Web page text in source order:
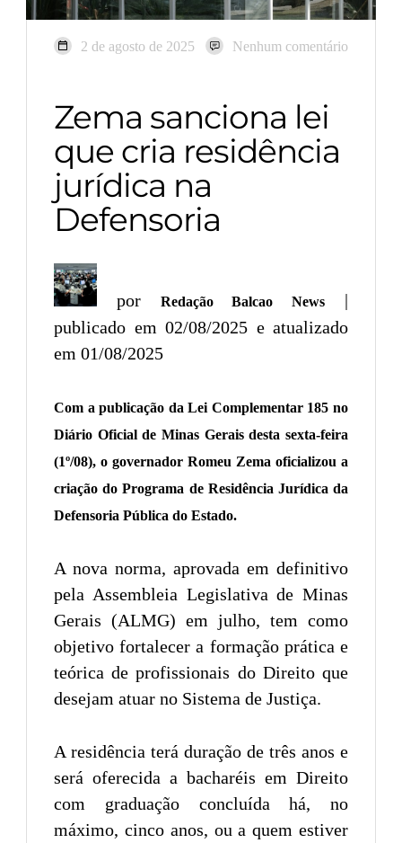
2 de agosto de 2025 Nenhum comentário
Zema sanciona lei
que cria residência
jurídica na
Defensoria
por Redação Balcao News
|
publicado em 02/08/2025 e atualizado
em 01/08/2025
Com a publicação da Lei Complementar 185 no
Diário Oficial de Minas Gerais desta sexta-feira
(1º/08), o governador Romeu Zema oficializou a
criação do Programa de Residência Jurídica da
Defensoria Pública do Estado.
A nova norma, aprovada em definitivo
pela Assembleia Legislativa de Minas
Gerais (ALMG) em julho, tem como
objetivo fortalecer a formação prática e
teórica de profissionais do Direito que
desejam atuar no Sistema de Justiça.
A residência terá duração de três anos e
será oferecida a bacharéis em Direito
com graduação concluída há, no
máximo, cinco anos, ou a quem estiver